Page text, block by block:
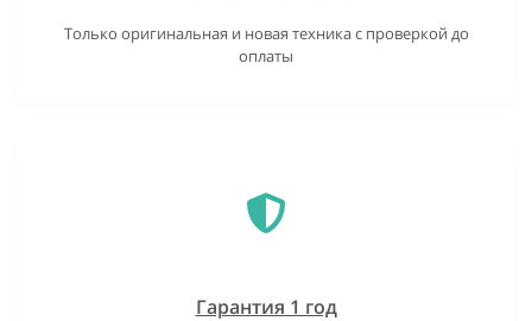
Только оригинальная и новая техника с проверкой до
оплаты
Гарантия 1 год